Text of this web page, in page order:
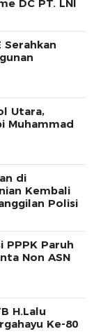
DC PT. LNI
Serahkan
Utara,
Muhammad
di
Kembali
Polisi
PPPK Paruh
Non ASN
H.Lalu
Ke-80